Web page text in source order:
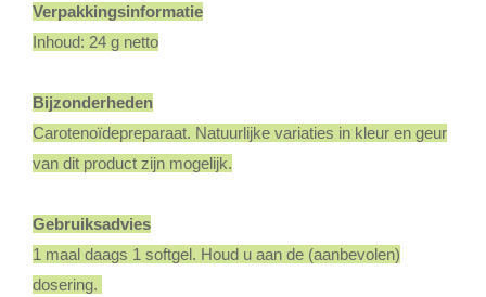
Verpakkingsinformatie
Inhoud: 24 g netto
Bijzonderheden
Carotenoïdepreparaat. Natuurlijke variaties in kleur en geur
van dit product zijn mogelijk.
Gebruiksadvies
1 maal daags 1 softgel. Houd u aan de (aanbevolen)
dosering.